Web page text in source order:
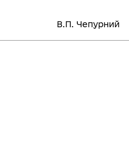
Чепурний